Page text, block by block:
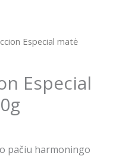
Especial matė
Especial
pačiu harmoningo